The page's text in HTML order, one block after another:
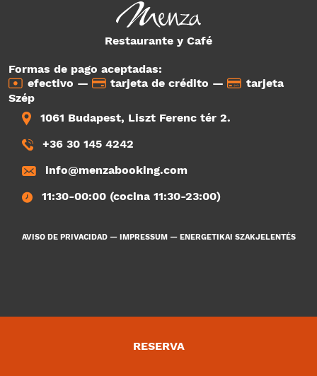
Restaurante y Café
Formas de pago aceptadas:
efectivo —
tarjeta de crédito —
tarjeta
Szép
1061 Budapest, Liszt Ferenc tér 2.
+36 30 145 4242
info@menzabooking.com
11:30-00:00 (cocina 11:30-23:00)
AVISO DE PRIVACIDAD— IMPRESSUM— ENERGETIKAI SZAKJELENTÉS
RESERVA